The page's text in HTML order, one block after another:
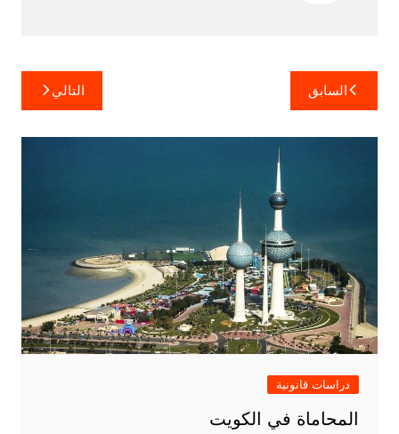
تصفّح
المقالات
السابق التالي
دراسات قانونية
المحاماة في الكويت